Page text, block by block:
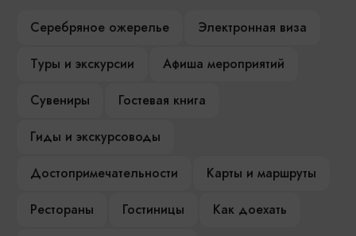
Серебряное ожерелье
Электронная виза
Туры и экскурсии
Афиша мероприятий
Сувениры
Гостевая книга
Гиды и экскурсоводы
Достопримечательности
Карты и маршруты
Рестораны
Гостиницы
Как доехать